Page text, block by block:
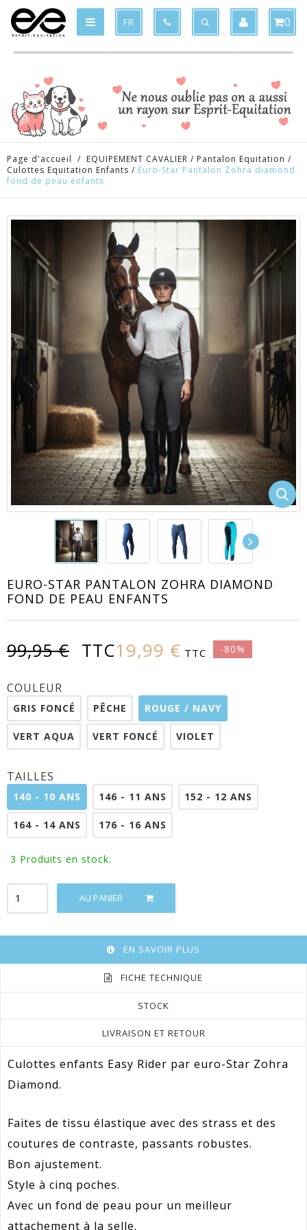
FR 0
Page d'accueil / EQUIPEMENT CAVALIER / Pantalon Equitation /
Culottes Equitation Enfants / Euro-Star Pantalon Zohra diamond
fond de peau enfants
EURO-STAR PANTALON ZOHRA DIAMOND
FOND DE PEAU ENFANTS
99,95 € TTC19,99 € TTC -80%
COULEUR
GRIS FONCÉ PÊCHE ROUGE / NAVY
VERT AQUA VERT FONCÉ VIOLET
TAILLES
140 - 10 ANS 146 - 11 ANS 152 - 12 ANS
164 - 14 ANS 176 - 16 ANS
3 Produits en stock.
AU PANIER
EN SAVOIR PLUS
FICHE TECHNIQUE
STOCK
LIVRAISON ET RETOUR
Culottes enfants Easy Rider par euro-Star Zohra
Diamond.
Faites de tissu élastique avec des strass et des
coutures de contraste, passants robustes.
Bon ajustement.
Style à cinq poches.
Avec un fond de peau pour un meilleur
attachement à la selle.
Produit ajouté au panier x
Produit supprimé du panier x